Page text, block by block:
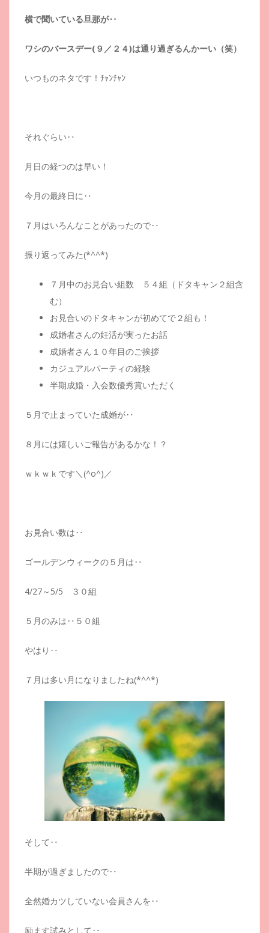
横で聞いている旦那が‥
ワシのバースデー(９／２４)は通り過ぎるんかーい（笑）
いつものネタです！ﾁｬﾝﾁｬﾝ
それぐらい‥
月日の経つのは早い！
今月の最終日に‥
７月はいろんなことがあったので‥
振り返ってみた(*^^*)
７月中のお見合い組数 ５４組（ドタキャン２組含
む）
お見合いのドタキャンが初めてで２組も！
成婚者さんの妊活が実ったお話
成婚者さん１０年目のご挨拶
カジュアルパーティの経験
半期成婚・入会数優秀賞いただく
５月で止まっていた成婚が‥
８月には嬉しいご報告があるかな！？
ｗｋｗｋです＼(^o^)／
お見合い数は‥
ゴールデンウィークの５月は‥
4/27～5/5 ３０組
５月のみは‥５０組
やはり‥
７月は多い月になりましたね(*^^*)
そして‥
半期が過ぎましたので‥
全然婚カツしていない会員さんを‥
励ます試みとして‥